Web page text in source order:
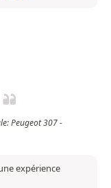
Peugeot 307 -
expérience